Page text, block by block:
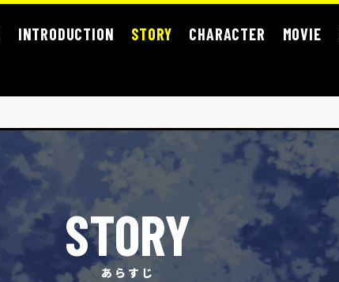
INTRODUCTION STORY CHARACTER MOVIE
STORY
あらすじ